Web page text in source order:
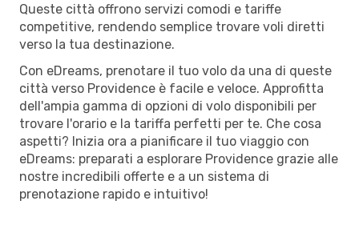
Queste città offrono servizi comodi e tariffe
competitive, rendendo semplice trovare voli diretti
verso la tua destinazione.
Con eDreams, prenotare il tuo volo da una di queste
città verso Providence è facile e veloce. Approfitta
dell'ampia gamma di opzioni di volo disponibili per
trovare l'orario e la tariffa perfetti per te. Che cosa
aspetti? Inizia ora a pianificare il tuo viaggio con
eDreams: preparati a esplorare Providence grazie alle
nostre incredibili offerte e a un sistema di
prenotazione rapido e intuitivo!